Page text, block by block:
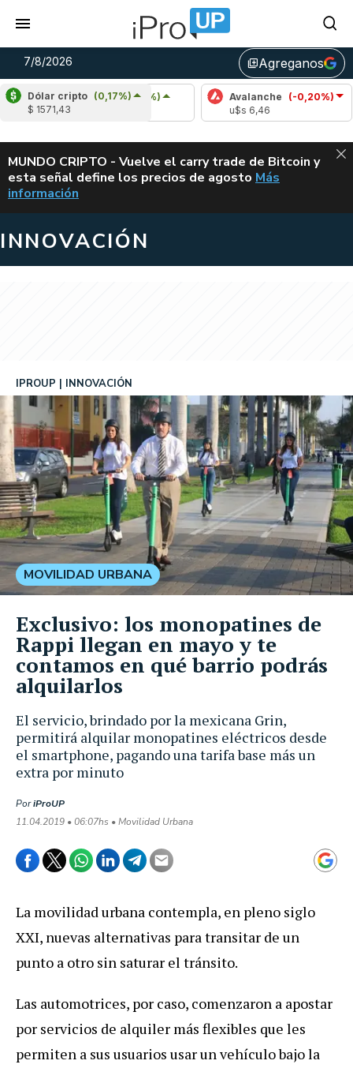
7/8/2026 library_addAgreganos
Dólar cripto (0,17%)
$ 1571,43
Cardano (6,49%)
u$s 0,20
Avalanche (-0,20%)
ALERTA
MUNDO CRIPTO - Vuelve el carry trade de Bitcoin y
esta señal define los precios de agosto VUELVE EL
Más
información
INNOVACIÓN
El servicio, brindado por la mexicana Grin,
permitirá alquilar monopatines eléctricos desde
el smartphone, pagando una tarifa base más un
extra por minuto
IPROUP INNOVACIÓN
PoriProUP
11.04.2019 • 06:07hs • Movilidad Urbana
MOVILIDAD URBANA
Exclusivo: los monopatines de
Rappi llegan en mayo y te
contamos en qué barrio podrás
alquilarlos
La movilidadurbana contempla, en pleno siglo
XXI, nuevas alternativas paratransitar de un
punto a otro sin saturar el tránsito.
Las automotrices, por caso, comenzaron a apostar
por servicios de alquiler más flexibles que les
permiten a sus usuarios usarunvehículobajola